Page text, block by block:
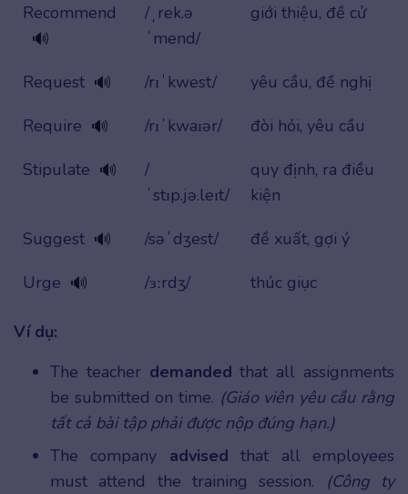
Recommend
🔊
/ˌrek.ə
ˈmend/
giới thiệu, đề cử
Request 🔊 /rɪˈkwest/
yêu cầu, đề nghị
Require 🔊 /rɪˈkwaɪər/
đòi hỏi, yêu cầu
Stipulate 🔊
/
ˈstɪp.jə.leɪt/
quy định, ra điều
kiện
Suggest 🔊 /səˈdʒest/
đề xuất, gợi ý
Urge 🔊 /ɜːrdʒ/ thúc giục
Ví dụ:
The teacher demanded that all assignments
be submitted on time. (Giáo viên yêu cầu rằng
tất cả bài tập phải được nộp đúng hạn.)
The company advised that all employees
must attend the training session. (Công ty